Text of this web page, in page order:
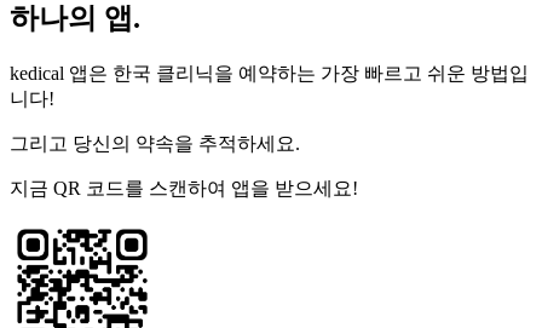
하나의 앱.
kedical 앱은 한국 클리닉을 예약하는 가장 빠르고 쉬운 방법입
니다!
그리고 당신의 약속을 추적하세요.
지금 QR 코드를 스캔하여 앱을 받으세요!